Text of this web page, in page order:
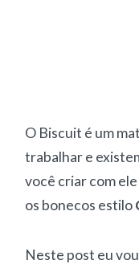
O Biscuit é um
trabalhar e
você criar com
os bonecos estilo
Neste post eu